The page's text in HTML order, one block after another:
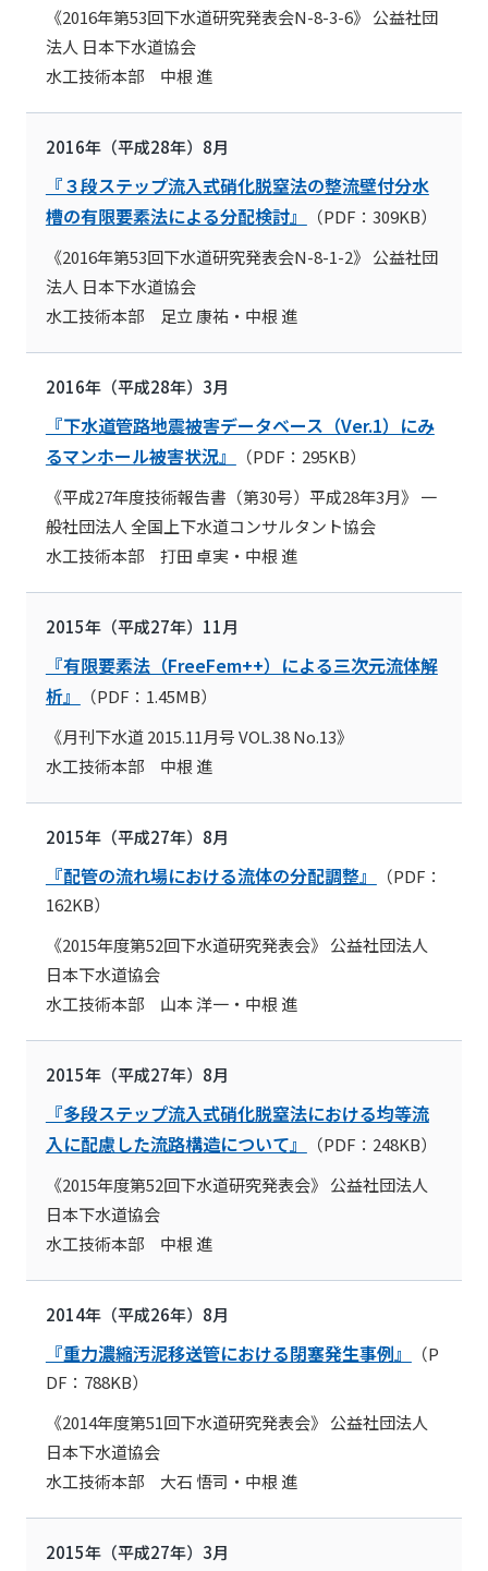
《2016年第53回下水道研究発表会N-8-3-6》 公益社団
法人 日本下水道協会
水工技術本部 中根 進
2016年（平成28年）8月
『３段ステップ流入式硝化脱窒法の整流壁付分水
槽の有限要素法による分配検討』
（PDF：309KB）
《2016年第53回下水道研究発表会N-8-1-2》 公益社団
法人 日本下水道協会
水工技術本部 足立 康祐・中根 進
2016年（平成28年）3月
『下水道管路地震被害データベース（Ver.1）にみ
るマンホール被害状況』
（PDF：295KB）
《平成27年度技術報告書（第30号）平成28年3月》 一
般社団法人 全国上下水道コンサルタント協会
水工技術本部 打田 卓実・中根 進
2015年（平成27年）11月
『有限要素法（FreeFem++）による三次元流体解
析』
（PDF：1.45MB）
《月刊下水道 2015.11月号 VOL.38 No.13》
水工技術本部 中根 進
2015年（平成27年）8月
『配管の流れ場における流体の分配調整』
（PDF：
162KB）
《2015年度第52回下水道研究発表会》 公益社団法人
日本下水道協会
水工技術本部 山本 洋一・中根 進
2015年（平成27年）8月
『多段ステップ流入式硝化脱窒法における均等流
入に配慮した流路構造について』
（PDF：248KB）
《2015年度第52回下水道研究発表会》 公益社団法人
日本下水道協会
水工技術本部 中根 進
2014年（平成26年）8月
『重力濃縮汚泥移送管における閉塞発生事例』
（P
DF：788KB）
《2014年度第51回下水道研究発表会》 公益社団法人
日本下水道協会
水工技術本部 大石 悟司・中根 進
2015年（平成27年）3月